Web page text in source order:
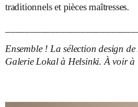
traditionnels et pièces maîtresses.
Ensemble ! La sélection design
Galerie Lokal à Helsinki. À voir à